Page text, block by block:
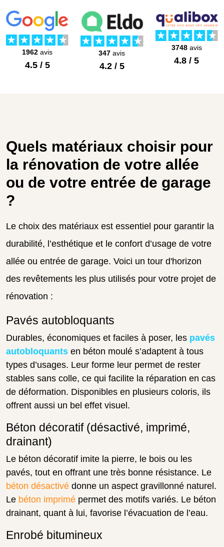
1962 avis
4.5 / 5
347 avis
4.2 / 5
3748avis
4.8 / 5
Quels matériaux choisir pour
la rénovation de votre allée
ou de votre entrée de garage
?
Le choix des matériaux est essentiel pour garantir la
durabilité, l’esthétique et le confort d’usage de votre
allée ou entrée de garage. Voici un tour d'horizon
des revêtements les plus utilisés pour votre projet de
rénovation :
Pavés autobloquants
Durables, économiques et faciles à poser, les pavés
autobloquants en béton moulé s’adaptent à tous
types d’usages. Leur forme leur permet de rester
stables sans colle, ce qui facilite la réparation en cas
de déformation. Disponibles en plusieurs coloris, ils
offrent aussi un bel effet visuel.
Béton décoratif (désactivé, imprimé,
drainant)
Le béton décoratif imite la pierre, le bois ou les
pavés, tout en offrant une très bonne résistance. Le
béton désactivé donne un aspect gravillonné naturel.
Le béton imprimé permet des motifs variés. Le béton
drainant, quant à lui, favorise l’évacuation de l’eau.
Enrobé bitumineux